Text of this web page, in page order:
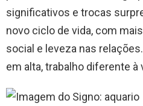
significativos e trocas
novo ciclo de vida, com
social e leveza nas
em alta, trabalho diferente à